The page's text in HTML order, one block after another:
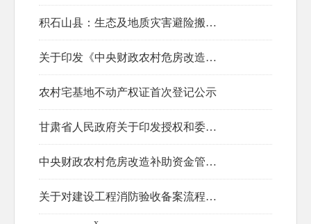
2025-08-05
积石山县：生态及地质灾害避险搬迁工作有序推进
2023-12-06
关于印发《中央财政农村危房改造补助资金管理办法》的通知
2023-09-09
农村宅基地不动产权证首次登记公示
2023-04-17
甘肃省人民政府关于印发授权和委托用地审批事项实施方案的通知
2023-03-08
中央财政农村危房改造补助资金管理暂行办法(2022)
2022-09-13
关于对建设工程消防验收备案流程图的公示